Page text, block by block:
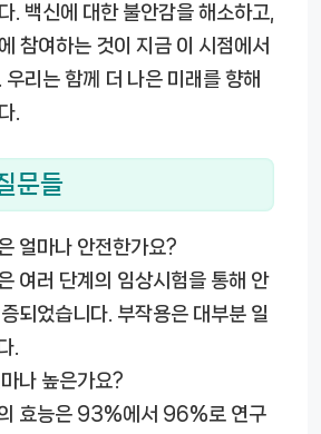
. 백신에 대한 불안감을 해소하고,
참여하는 것이 지금 이 시점에서
우리는 함께 더 나은 미래를 향해
.
문들
얼마나 안전한가요?
여러 단계의 임상시험을 통해 안
되었습니다. 부작용은 대부분 일
.
나 높은가요?
효능은 93%에서 96%로 연구